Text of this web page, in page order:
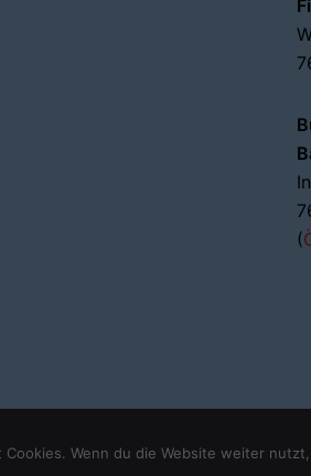
(
Cookies. Wenn du die Website weiter